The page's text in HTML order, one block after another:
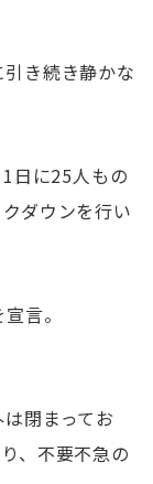
き続き静かな
日に25人もの
ダウンを行い
言。
閉まってお
、不要不急の